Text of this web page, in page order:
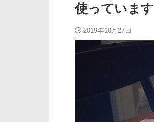
使っています
2019年10月27日